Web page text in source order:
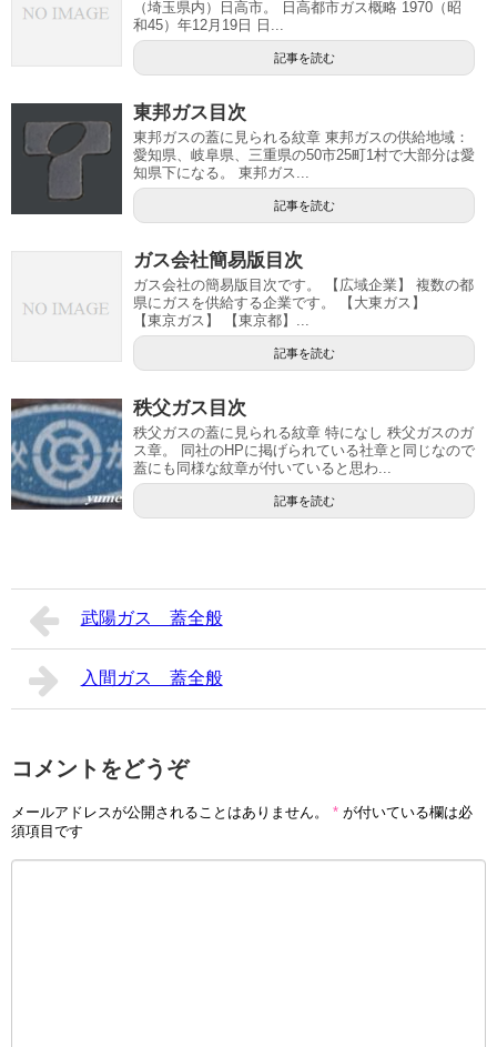
（埼玉県内）日高市。 日高都市ガス概略 1970（昭
和45）年12月19日 日...
記事を読む
東邦ガス目次
東邦ガスの蓋に見られる紋章 東邦ガスの供給地域：
愛知県、岐阜県、三重県の50市25町1村で大部分は愛
知県下になる。 東邦ガス...
記事を読む
ガス会社簡易版目次
ガス会社の簡易版目次です。 【広域企業】 複数の都
県にガスを供給する企業です。 【大東ガス】
【東京ガス】 【東京都】...
記事を読む
秩父ガス目次
秩父ガスの蓋に見られる紋章 特になし 秩父ガスのガ
ス章。 同社のHPに掲げられている社章と同じなので
蓋にも同様な紋章が付いていると思わ...
記事を読む
武陽ガス 蓋全般
入間ガス 蓋全般
コメントをどうぞ
メールアドレスが公開されることはありません。 * が付いている欄は必
須項目です